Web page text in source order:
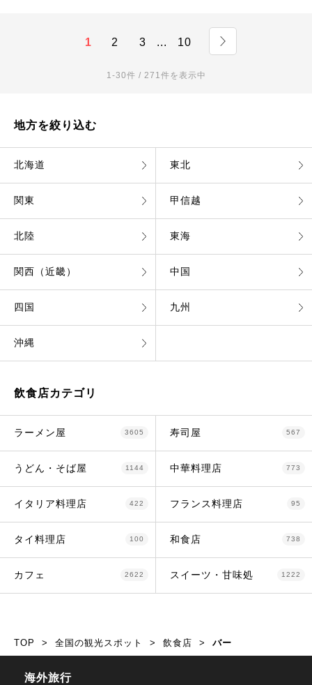
1 2 3 ... 10
1-30件 / 271件を表示中
地方を絞り込む
北海道 東北
関東 甲信越
北陸 東海
関西（近畿） 中国
四国 九州
沖縄
飲食店カテゴリ
ラーメン屋 3605 寿司屋 567
うどん・そば屋 1144 中華料理店 773
イタリア料理店 422 フランス料理店 95
タイ料理店 100 和食店 738
カフェ 2622 スイーツ・甘味処 1222
TOP 全国の観光スポット 飲食店 バー
海外旅行